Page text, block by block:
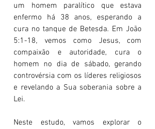
um homem paralítico que estava
enfermo há 38 anos, esperando a
cura no tanque de Betesda. Em João
5:1-18, vemos como Jesus, com
compaixão e autoridade, cura o
homem no dia de sábado, gerando
controvérsia com os líderes religiosos
e revelando a Sua soberania sobre a
Lei.
Neste estudo, vamos explorar o